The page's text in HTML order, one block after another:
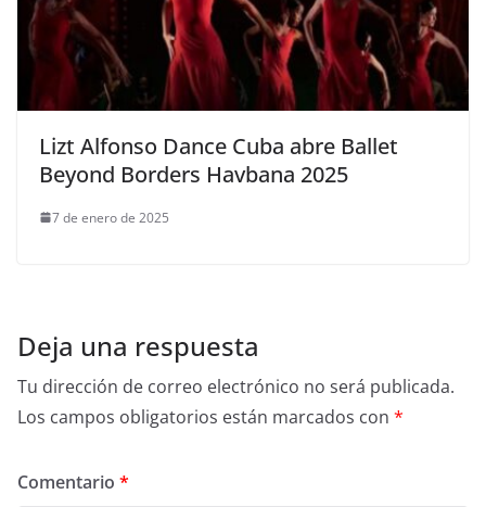
Lizt Alfonso Dance Cuba abre Ballet
Beyond Borders Havbana 2025
7 de enero de 2025
Deja una respuesta
Tu dirección de correo electrónico no será publicada.
Los campos obligatorios están marcados con *
Comentario *